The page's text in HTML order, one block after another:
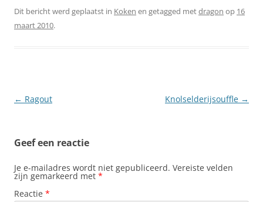
Dit bericht werd geplaatst in Koken en getagged metdragon op 16
maart 2010.
Berichtnavigatie
← Ragout Knolselderijsouffle →
Geef een reactie
Je e-mailadres wordt niet gepubliceerd. Vereiste velden
zijn gemarkeerd met *
Reactie *